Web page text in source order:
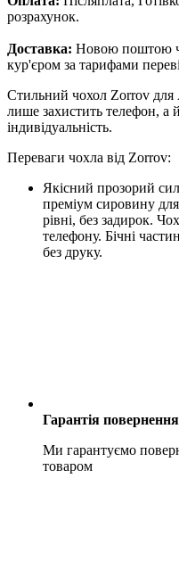
розрахунок.
Доставка: Новою поштою
кур'єром за тарифами
Стильний чохол Zorrov для
лише захистить телефон, а
індивідуальність.
Переваги чохла від Zorrov:
Якісний прозорий
преміум сировину
рівні, без задирок.
телефону. Бічні
без друку.
Гарантія повернення
Ми гарантуємо
товаром